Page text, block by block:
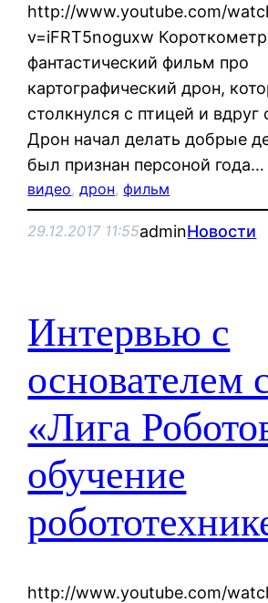
http://www.youtube.com/
v=iFRT5noguxw
фантастический фильм про
картографический дрон,
столкнулся с птицей и вдруг
Дрон начал делать добрые
был признан персоной года…
видео, дрон, фильм
29.12.2017 11:55adminНовости
Интервью с
основателем
«Лига
обучение
http://www.youtube.com/